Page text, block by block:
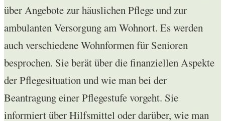
über Angebote zur häuslichen Pflege und zur
ambulanten Versorgung am Wohnort. Es werden
auch verschiedene Wohnformen für Senioren
besprochen. Sie berät über die finanziellen Aspekte
der Pflegesituation und wie man bei der
Beantragung einer Pflegestufe vorgeht. Sie
informiert über Hilfsmittel oder darüber, wie man